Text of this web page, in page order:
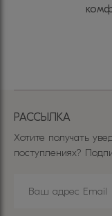
РАССЫЛКА
Хотите получать
поступлениях?